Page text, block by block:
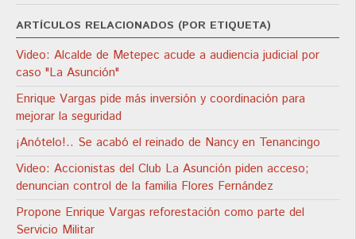
ARTÍCULOS RELACIONADOS (POR ETIQUETA)
Video: Alcalde de Metepec acude a audiencia judicial por
caso "La Asunción"
Enrique Vargas pide más inversión y coordinación para
mejorar la seguridad
¡Anótelo!.. Se acabó el reinado de Nancy en Tenancingo
Video: Accionistas del Club La Asunción piden acceso;
denuncian control de la familia Flores Fernández
Propone Enrique Vargas reforestación como parte del
Servicio Militar